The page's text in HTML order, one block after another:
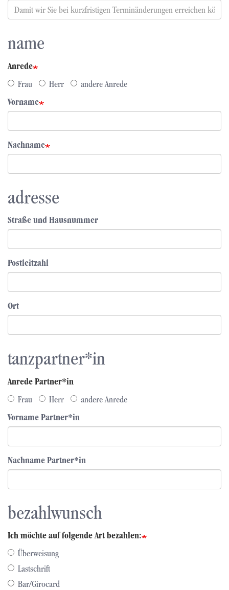
name
Anrede
Frau
Herr
andere Anrede
Vorname
Nachname
adresse
Straße und Hausnummer
Postleitzahl
Ort
tanzpartner*in
Anrede Partner*in
Frau
Herr
andere Anrede
Vorname Partner*in
Nachname Partner*in
bezahlwunsch
Ich möchte auf folgende Art bezahlen:
Überweisung
Lastschrift
Bar/Girocard